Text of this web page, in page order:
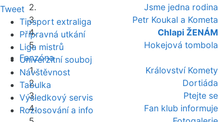
Jsme jedna rodina
Petr Koukal a Kometa
Chlapi ŽENÁM
Hokejová tombola
Fanzóna
Království Komety
Dortiáda
Ptejte se
Fan klub informuje
Tweet
Tipsport extraliga
Přípravná utkání
Liga mistrů
Univerzitní souboj
Návštěvnost
Tabulka
Výsledkový servis
Rozlosování a info